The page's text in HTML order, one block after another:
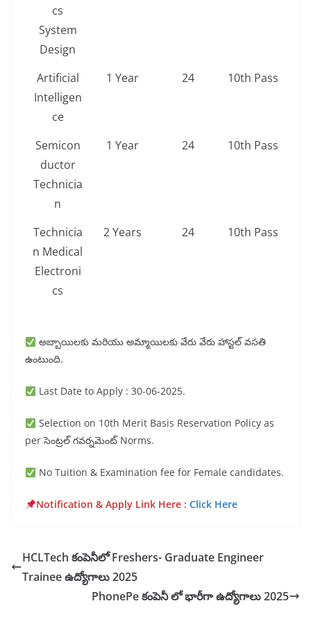
cs
System
Design
Artificial
Intelligen
ce
1 Year 24 10th Pass
Semicon
ductor
Technicia
n
1 Year 24 10th Pass
Technicia
n Medical
Electroni
cs
2 Years 24 10th Pass
అబ్బాయిలకు మరియు అమ్మాయిలకు వేరు వేరు హాస్టల్ వసతి
ఉంటుంది.
Last Date to Apply : 30-06-2025.
Selection on 10th Merit Basis Reservation Policy as
per సెంట్రల్ గవర్నమెంట్ Norms.
No Tuition & Examination fee for Female candidates.
Notification & Apply Link Here : Click Here
HCLTech కంపెనీలో Freshers- Graduate Engineer
Trainee ఉద్యోగాలు 2025
PhonePe కంపెనీ లో భారీగా ఉద్యోగాలు 2025